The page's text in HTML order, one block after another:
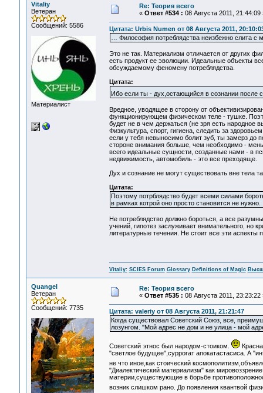
Vitaliy
Ветеран
Сообщений: 5586
Материалист
Re: Теория всего
« Ответ #534 : 08 Августа 2011, 21:44:09
Цитата: Urbis Numen от 08 Августа 2011,
… Философия потреблядства неизбежно слита с
Это не так. Материализм отличается от других
есть продукт ее эволюции. Идеальные объекты
обсуждаемому феномену потреблядства.
Цитата:
Ибо если ты - дух,остающийся в сознании после
Вредное, уводящее в сторону от
функционирующем физическом теле - тушке.
будет не в чем держаться (не зря есть народное
Физкультура, спорт, гигиена, следить за
если у тебя невыносимо болит зуб, ты замерз до
стороне внимания больше, чем необходимо -
всего идеальные сущности, созданные нами - в
недвижимость, автомобиль - это все преходяще.
Дух и сознание не могут существовать вне тела
Цитата:
Поэтому потрблядство будет всеми силами
в рамках котрой оно просто становится не нужно.
Не потреблядство должно бороться, а все
учений, гипотез заслуживает внимательного, но
литературные течения. Не стоит все эти аспекты
Vitaliy: SCIES Forum Glossary Definitions of Magic
Quangel
Ветеран
Сообщений: 7735
Re: Теория всего
« Ответ #535 : 08 Августа 2011, 23:23:22
Цитата: valeriy от 08 Августа 2011, 21:21:47
Когда существовал Советский Союз, все,
лозунгом. "Мой адрес не дом и не улица - мой
Советский этнос был народом-стоиком.
"светлое будущее",суррогат апокатастасиса. А
не что иное,как стоический
"Диалектический материализм" как
материи,существующие в борьбе
возник слишком рано. До появления квантвой